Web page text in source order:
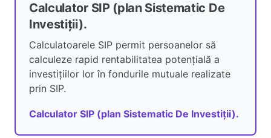
Calculator SIP (plan Sistematic De
Investiții).
Calculatoarele SIP permit persoanelor să
calculeze rapid rentabilitatea potențială a
investițiilor lor în fondurile mutuale realizate
prin SIP.
Calculator SIP (plan Sistematic De Investiții).